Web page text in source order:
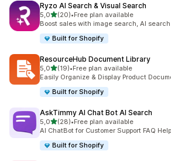
Ryzo AI Search & Visual Search
5,0/ 5 tähteä
(20)
20 arvostelua yhteensä
•Free plan available
Boost sales with image search, AI
Built for Shopify
ResourceHub Document Library
5,0/ 5 tähteä
(19)
19 arvostelua yhteensä
•Free plan available
Easily Organize & Display Product
Built for Shopify
AskTimmy AI Chat Bot AI Search
5,0/ 5 tähteä
(28)
28 arvostelua yhteensä
•Free plan available
AI ChatBot for Customer Support FAQ
Built for Shopify